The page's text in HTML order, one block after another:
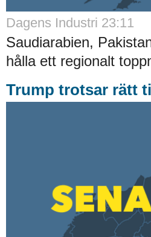
Dagens Industri 23:11
Saudiarabien,
hålla ett regionalt
Trump trotsar rätt